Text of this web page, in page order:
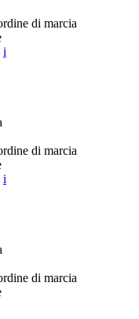
di marcia
i
di marcia
i
di marcia